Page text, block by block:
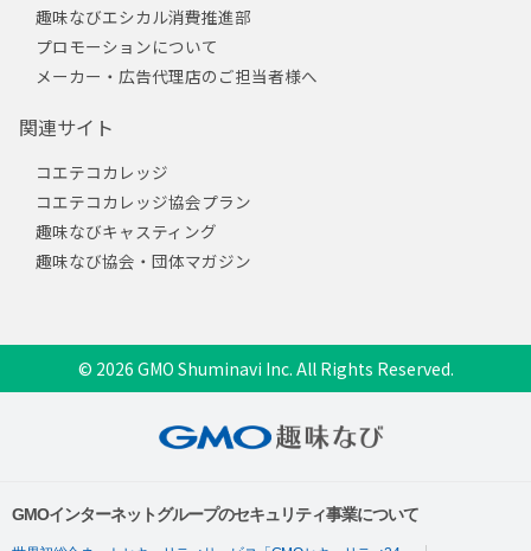
趣味なびエシカル消費推進部
プロモーションについて
メーカー・広告代理店のご担当者様へ
関連サイト
コエテコカレッジ
コエテコカレッジ協会プラン
趣味なびキャスティング
趣味なび協会・団体マガジン
© 2026 GMO Shuminavi Inc. All Rights Reserved.